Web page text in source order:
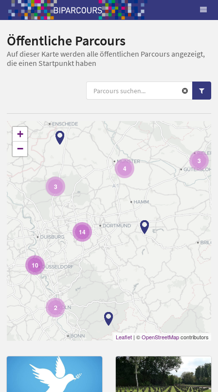
Öffentliche Parcours
Auf dieser Karte werden alle öffentlichen Parcours angezeigt,
die einen Startpunkt haben
3
4
3
2
14
10
+
−
Leaflet | ©OpenStreetMapcontributors